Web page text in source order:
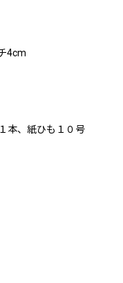
4cm
本、紙ひも１０号